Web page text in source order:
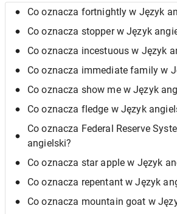
Co oznacza fortnightly w Język
Co oznacza stopper w Język
Co oznacza incestuous w Język
Co oznacza immediate family w
Co oznacza show me w Język
Co oznacza fledge w Język
Co oznacza Federal Reserve
angielski?
Co oznacza star apple w Język
Co oznacza repentant w Język
Co oznacza mountain goat w